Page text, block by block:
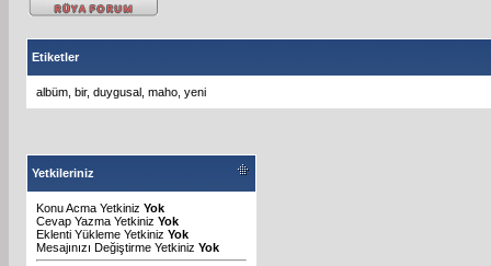
Etiketler
albüm bir, duygusal maho yeni
Yetkileriniz
Konu Acma Yetkiniz Yok
Cevap Yazma Yetkiniz Yok
Eklenti Yükleme Yetkiniz Yok
Mesajınızı Değiştirme Yetkiniz Yok